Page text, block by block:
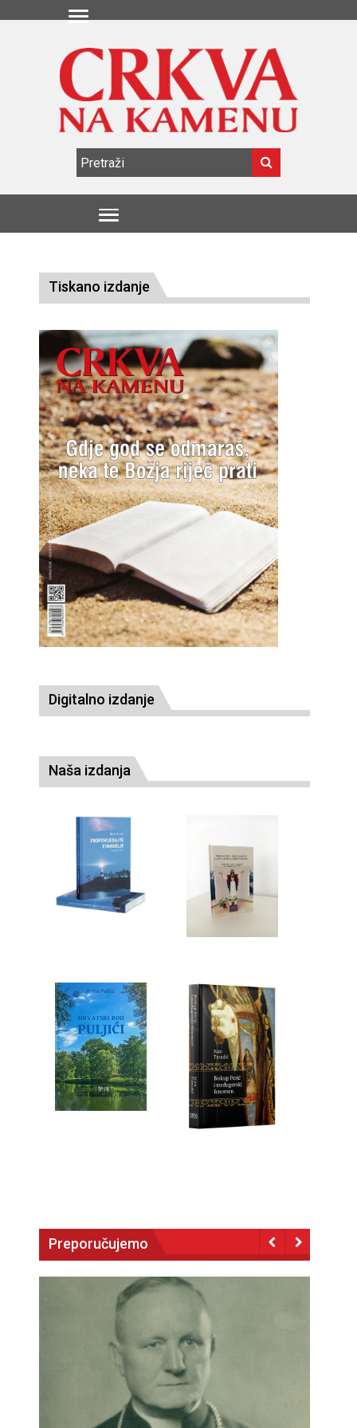
Tiskano izdanje
Digitalno izdanje
Naša izdanja
Preporučujemo